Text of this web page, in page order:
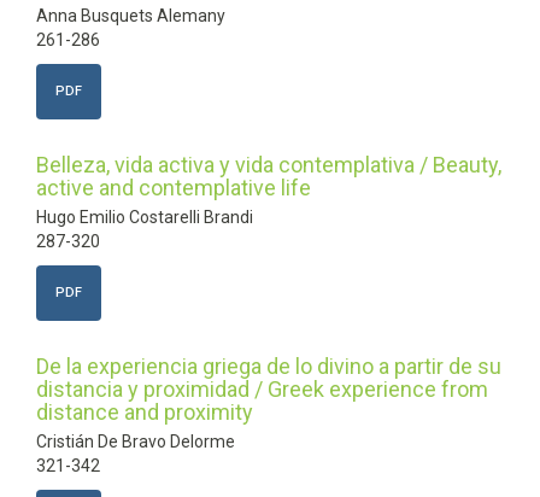
Anna Busquets Alemany
261-286
PDF
Belleza, vida activa y vida contemplativa / Beauty,
active and contemplative life
Hugo Emilio Costarelli Brandi
287-320
PDF
De la experiencia griega de lo divino a partir de su
distancia y proximidad / Greek experience from
distance and proximity
Cristián De Bravo Delorme
321-342